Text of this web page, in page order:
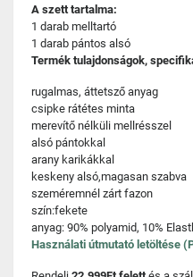
A szett tartalma:
1 darab melltartó
1 darab pántos alsó
Termék tulajdonságok,
rugalmas, áttetsző anyag
csipke rátétes minta
merevítő nélküli mellrésszel
alsó pántokkal
arany karikákkal
keskeny alsó,magasan szabva
szeméremnél zárt fazon
szín:fekete
anyag: 90% polyamid, 10%
Használati útmutató letöltése